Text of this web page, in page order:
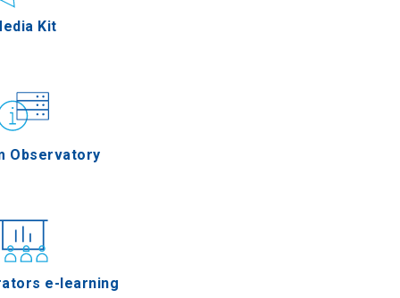
Kit
Observatory
e-learning